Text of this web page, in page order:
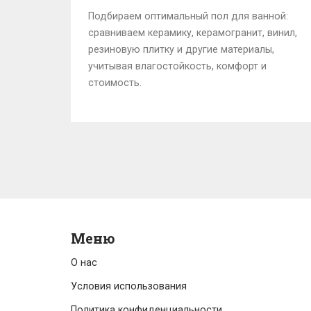
Подбираем оптимальный пол для ванной:
сравниваем керамику, керамогранит, винил,
резиновую плитку и другие материалы,
учитывая влагостойкость, комфорт и
стоимость.
Меню
О нас
Условия использования